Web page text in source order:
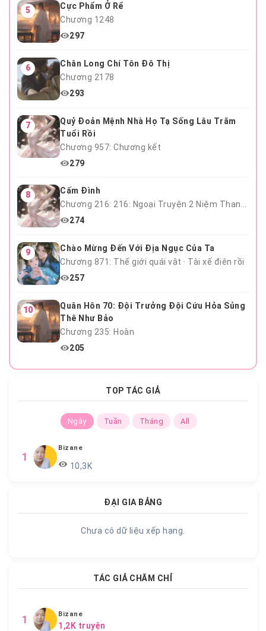
5
Cực Phẩm Ở Rể
Chương 1248
297
6
Chân Long Chí Tôn Đô Thị
Chương 2178
293
7
Quỷ Đoản Mệnh Nhà Họ Tạ Sống Lâu Trăm
Tuổi Rồi
Chương 957: Chương kết
279
8
Cấm Đình
274
9
Chào Mừng Đến Với Địa Ngục Của Ta
Chương 871: Thế giới quái vật · Tài xế điên rồi
257
10
Quân Hôn 70: Đội Trưởng Đội Cứu Hỏa Sủng
Thê Như Bảo
Chương 235: Hoàn
205
TOP TÁC GIẢ
Ngày Tuần Tháng All
1
Bizane
10,3K
ĐẠI GIA BẢNG
Chưa có dữ liệu xếp hạng.
TÁC GIẢ CHĂM CHỈ
1 Bizane
1,2K truyện